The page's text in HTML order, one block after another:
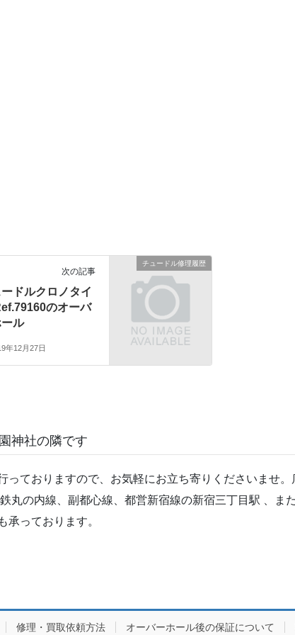
チュードル修理履歴
次の記事
ドルクロノタイ
のオーバ
ル
年12月27日
神社の隣です
っておりますので、お気軽にお立ち寄りくださいませ
丸の内線、副都心線、都営新宿線の新宿三丁目駅 、ま
承っております。
修理・買取依頼方法 オーバーホール後の保証について